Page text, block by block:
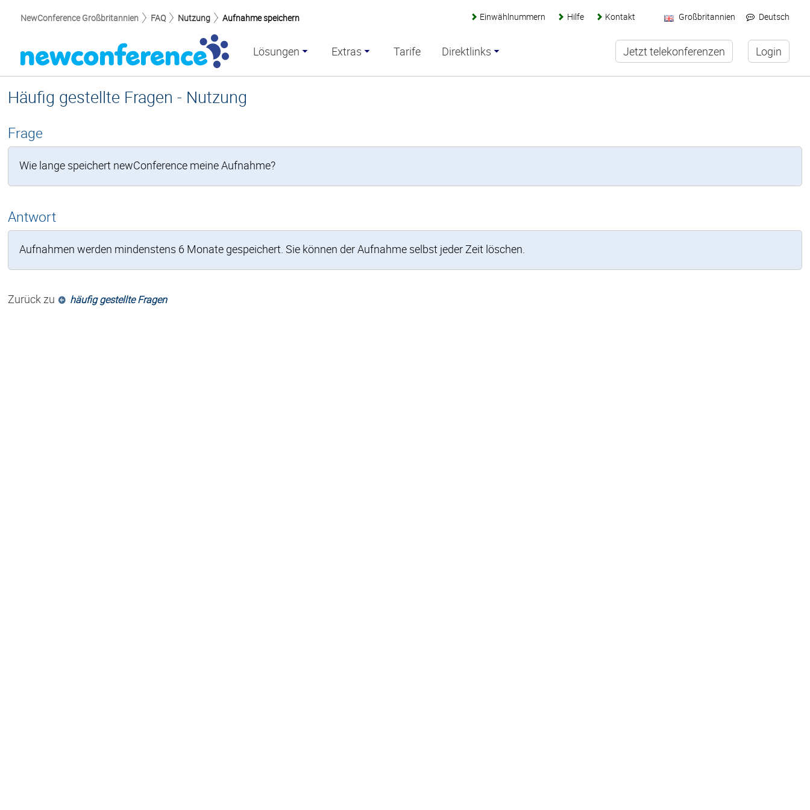
Häufig gestellte Fragen - Nutzung
Frage
Wie lange speichert newConference meine Aufnahme?
Antwort
Aufnahmen werden mindenstens 6 Monate gespeichert. Sie können der Aufnahme selbst jeder Zeit löschen.
Zurück zu häufig gestellte Fragen
NewConference Großbritannien FAQ Nutzung Aufnahme speichern Großbritannien Deutsch
Einwählnummern Hilfe Kontakt
Lösungen Extras Tarife Direktlinks Jetzt telekonferenzen Login